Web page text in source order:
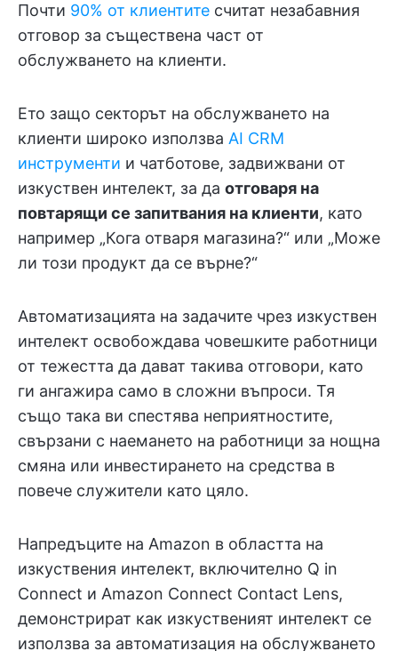
Почти 90% от клиентите считат незабавния
отговор за съществена част от
обслужването на клиенти.
Ето защо секторът на обслужването на
клиенти широко използва AI CRM
инструменти и чатботове, задвижвани от
изкуствен интелект, за да отговаря на
повтарящи се запитвания на клиенти, като
например „Кога отваря магазина?“ или „Може
ли този продукт да се върне?“
Автоматизацията на задачите чрез изкуствен
интелект освобождава човешките работници
от тежестта да дават такива отговори, като
ги ангажира само в сложни въпроси. Тя
също така ви спестява неприятностите,
свързани с наемането на работници за нощна
смяна или инвестирането на средства в
повече служители като цяло.
Напредъците на Amazon в областта на
изкуствения интелект, включително Q in
Connect и Amazon Connect Contact Lens,
демонстрират как изкуственият интелект се
използва за автоматизация на обслужването